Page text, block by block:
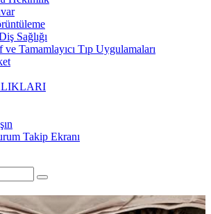
Sağlığı
Tamamlayıcı Tıp Uygulamaları
Takip Ekranı